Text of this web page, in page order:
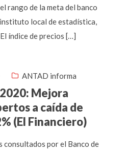
rango de la meta del banco
local de estadística,
índice de precios […]
ANTAD informa
Mejora
a caída de
(El Financiero)
consultados por el Banco de